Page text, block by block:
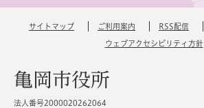
サイトマップ ご利用案内 RSS配信
ウェブアクセシビリティ方針
亀岡市役所
法人番号2000020262064